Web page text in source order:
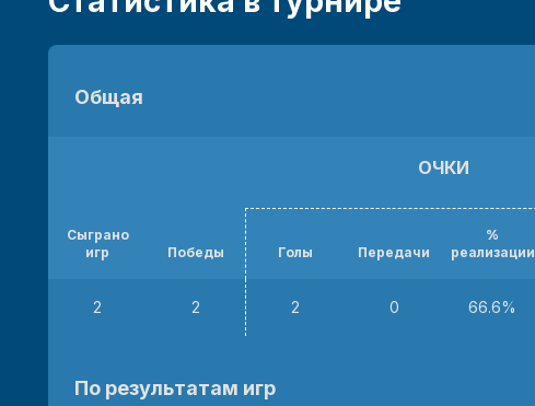
Общая
Сыграно
игр
Победы
ОЧКИ
Голы Передачи
%
реализации
2 2 2 0 66.6%
По результатам игр